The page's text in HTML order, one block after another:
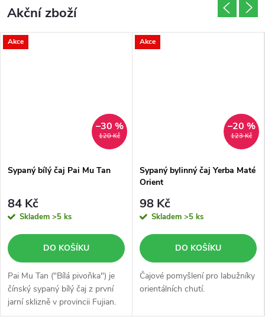
Akční zboží
Akce
120 Kč
–30 %
Sypaný bílý čaj Pai Mu Tan
84 Kč
Skladem >5 ks
DO KOŠÍKU
Pai Mu Tan ("Bílá pivoňka") je
čínský sypaný bílý čaj z první
jarní sklizně v provincii Fujian.
Akce
123 Kč
–20 %
Sypaný bylinný čaj Yerba Maté
Orient
98 Kč
Skladem >5 ks
DO KOŠÍKU
Čajové pomyšlení pro labužníky
orientálních chutí.